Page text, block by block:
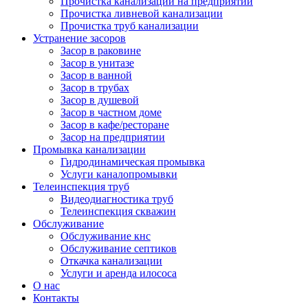
Прочистка ливневой канализации
Прочистка труб канализации
Устранение засоров
Засор в раковине
Засор в унитазе
Засор в ванной
Засор в трубах
Засор в душевой
Засор в частном доме
Засор в кафе/ресторане
Засор на предприятии
Промывка канализации
Гидродинамическая промывка
Услуги каналопромывки
Телеинспекция труб
Видеодиагностика труб
Телеинспекция скважин
Обслуживание
Обслуживание кнс
Обслуживание септиков
Откачка канализации
Услуги и аренда илососа
О нас
Контакты